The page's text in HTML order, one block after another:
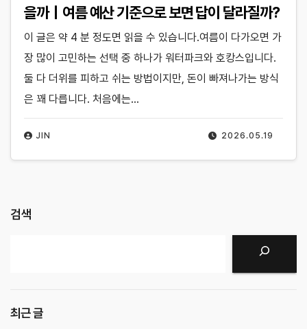
을까｜여름 예산 기준으로 보면 답이 달라질까?
2026.05.19
JIN
이 글은 약 4 분 정도면 읽을 수 있습니다.여름이 다가오면 가
장 많이 고민하는 선택 중 하나가 워터파크와 호캉스입니다.
둘 다 더위를 피하고 쉬는 방법이지만, 돈이 빠져나가는 방식
은 꽤 다릅니다. 처음에는…
검색
최근 글